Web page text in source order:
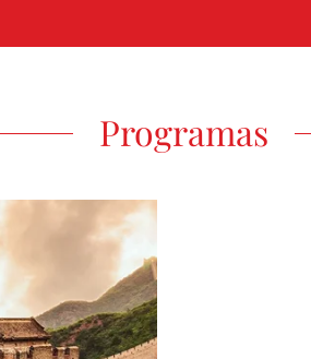
Programas